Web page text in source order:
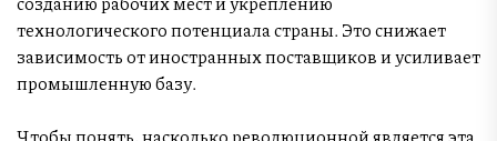
технологического потенциала страны. Это снижает
зависимость от иностранных поставщиков и усиливает
промышленную базу.